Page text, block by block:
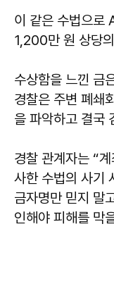
이 같은 수법으로
1,200만 원 상당
수상함을 느낀 금
경찰은 주변 폐쇄
을 파악하고 결국
경찰 관계자는 “
사한 수법의 사기
금자명만 믿지 말
인해야 피해를 막